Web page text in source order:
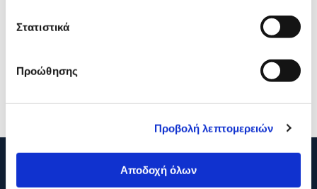
Στατιστικά
Προώθησης
Προβολή λεπτομερειών
Αποδοχή όλων
BAX" FIPSTER
19,99€
The Couple Game
210 2895000